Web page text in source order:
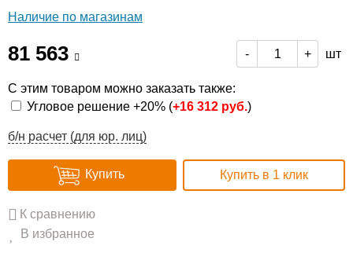
Наличие по магазинам
81 563 - + шт
С этим товаром можно заказать также:
Угловое решение +20% (+16 312 руб.)
б/н расчет (для юр. лиц)
Купить Купить в 1 клик
К сравнению
В избранное